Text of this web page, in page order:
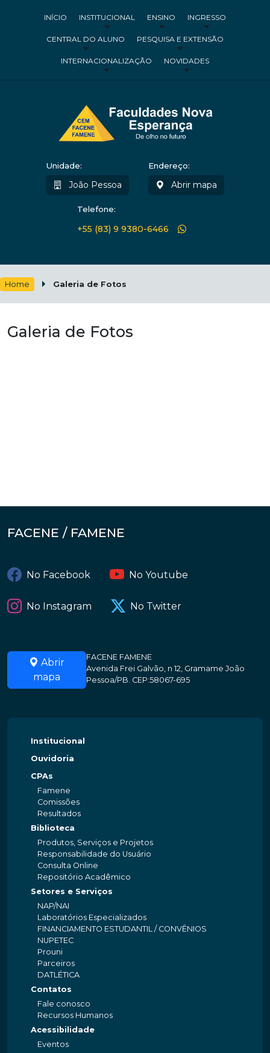
INÍCIO INSTITUCIONAL ENSINO INGRESSO
CENTRAL DO ALUNO PESQUISA E EXTENSÃO
INTERNACIONALIZAÇÃO NOVIDADES
Unidade:
João Pessoa
Endereço:
Abrir mapa
Telefone:
+55 (83) 9 9380-6466
Home Galeria de Fotos
Galeria de Fotos
FACENE / FAMENE
No Facebook No Youtube
No Instagram No Twitter
Abrir
mapa
FACENE FAMENE
Avenida Frei Galvão, n 12, Gramame João
Pessoa/PB. CEP:58067-695
Institucional
Ouvidoria
CPAs
Famene
Comissões
Resultados
Biblioteca
Produtos, Serviços e Projetos
Responsabilidade do Usuário
Consulta Online
Repositório Acadêmico
Setores e Serviços
NAP/NAI
Laboratórios Especializados
FINANCIAMENTO ESTUDANTIL / CONVÊNIOS
NUPETEC
Prouni
Parceiros
DATLÉTICA
Contatos
Fale conosco
Recursos Humanos
Acessibilidade
Eventos